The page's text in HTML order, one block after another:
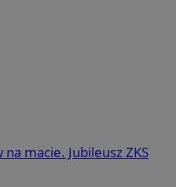
macie. Jubileusz ZKS